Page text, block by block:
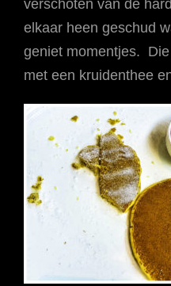
verschoten van de
elkaar heen geschud
geniet momentjes.
met een kruidenthee